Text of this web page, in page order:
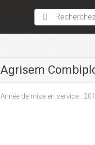
Agrisem
Année de mise en service :